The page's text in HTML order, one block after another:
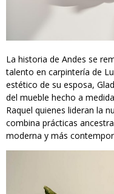
La historia de Andes se
talento en carpintería de
estético de su esposa,
del mueble hecho a
Raquel quienes lideran la
combina prácticas
moderna y más